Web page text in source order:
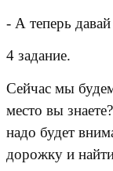
- А теперь
4 задание.
Сейчас мы
место вы
надо будет
дорожку и